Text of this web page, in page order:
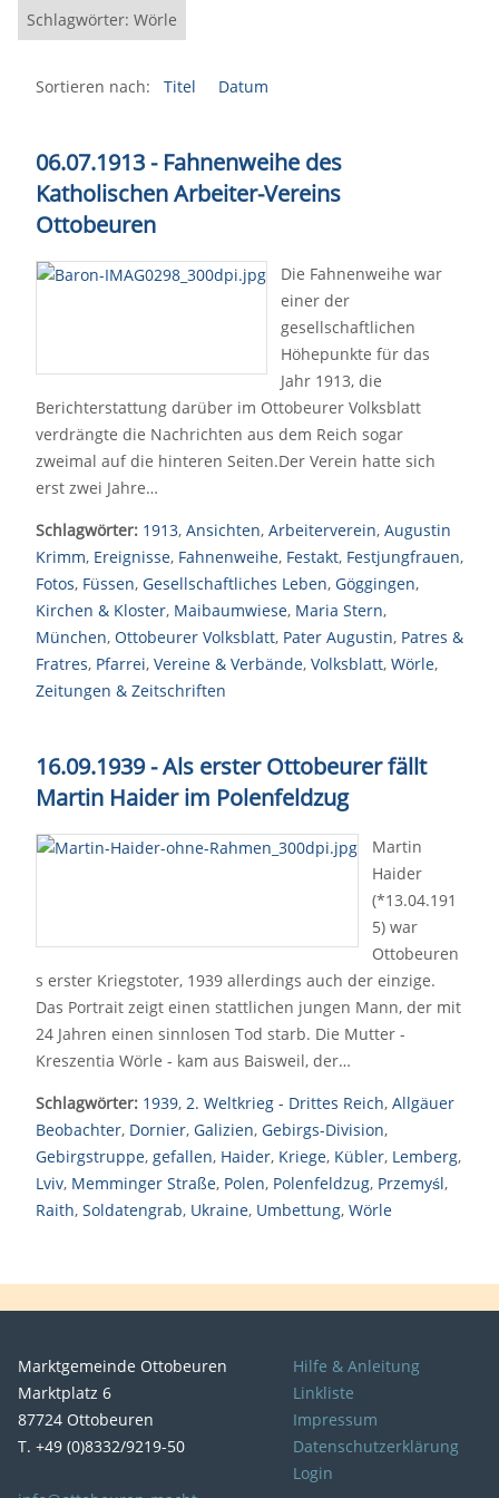
Schlagwörter: Wörle
Sortieren nach: Titel Datum
06.07.1913 - Fahnenweihe des
Katholischen Arbeiter-Vereins
Ottobeuren
Die Fahnenweihe war
einer der
gesellschaftlichen
Höhepunkte für das
Jahr 1913, die
Berichterstattung darüber im Ottobeurer Volksblatt
verdrängte die Nachrichten aus dem Reich sogar
zweimal auf die hinteren Seiten.Der Verein hatte sich
erst zwei Jahre…
Schlagwörter: 1913, Ansichten, Arbeiterverein, Augustin
Krimm, Ereignisse, Fahnenweihe, Festakt, Festjungfrauen,
Fotos, Füssen, Gesellschaftliches Leben, Göggingen,
Kirchen & Kloster, Maibaumwiese, Maria Stern,
München, Ottobeurer Volksblatt, Pater Augustin, Patres &
Fratres, Pfarrei, Vereine & Verbände, Volksblatt, Wörle,
Zeitungen & Zeitschriften
16.09.1939 - Als erster Ottobeurer fällt
Martin Haider im Polenfeldzug
Martin
Haider
(*13.04.191
5) war
Ottobeuren
s erster Kriegstoter, 1939 allerdings auch der einzige.
Das Portrait zeigt einen stattlichen jungen Mann, der mit
24 Jahren einen sinnlosen Tod starb. Die Mutter -
Kreszentia Wörle - kam aus Baisweil, der…
Schlagwörter: 1939, 2. Weltkrieg - Drittes Reich, Allgäuer
Beobachter, Dornier, Galizien, Gebirgs-Division,
Gebirgstruppe, gefallen, Haider, Kriege, Kübler, Lemberg,
Lviv, Memminger Straße, Polen, Polenfeldzug, Przemyśl,
Raith, Soldatengrab, Ukraine, Umbettung, Wörle
Marktgemeinde Ottobeuren
Marktplatz 6
87724 Ottobeuren
T. +49 (0)8332/9219-50
Hilfe & Anleitung
Linkliste
Impressum
Datenschutzerklärung
Login